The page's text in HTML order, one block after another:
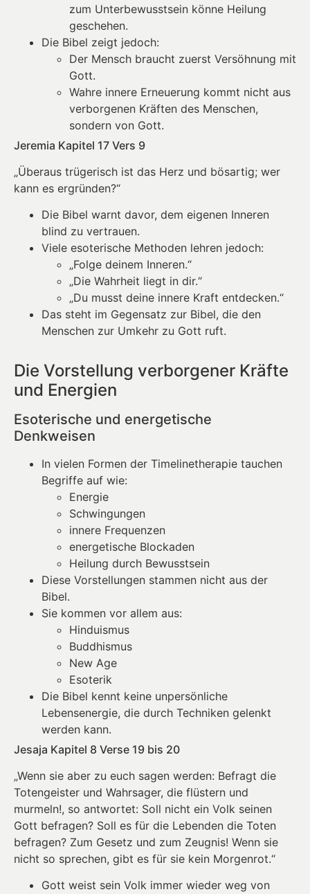
zum Unterbewusstsein könne Heilung
geschehen.
Die Bibel zeigt jedoch:
Der Mensch braucht zuerst Versöhnung mit
Gott.
Wahre innere Erneuerung kommt nicht aus
verborgenen Kräften des Menschen,
sondern von Gott.
Jeremia Kapitel 17 Vers 9
„Überaus trügerisch ist das Herz und bösartig; wer
kann es ergründen?“
Die Bibel warnt davor, dem eigenen Inneren
blind zu vertrauen.
Viele esoterische Methoden lehren jedoch:
„Folge deinem Inneren.“
„Die Wahrheit liegt in dir.“
„Du musst deine innere Kraft entdecken.“
Das steht im Gegensatz zur Bibel, die den
Menschen zur Umkehr zu Gott ruft.
Die Vorstellung verborgener Kräfte
und Energien
Esoterische und energetische
Denkweisen
In vielen Formen der Timelinetherapie tauchen
Begriffe auf wie:
Energie
Schwingungen
innere Frequenzen
energetische Blockaden
Heilung durch Bewusstsein
Diese Vorstellungen stammen nicht aus der
Bibel.
Sie kommen vor allem aus:
Hinduismus
Buddhismus
New Age
Esoterik
Die Bibel kennt keine unpersönliche
Lebensenergie, die durch Techniken gelenkt
werden kann.
Jesaja Kapitel 8 Verse 19 bis 20
„Wenn sie aber zu euch sagen werden: Befragt die
Totengeister und Wahrsager, die flüstern und
murmeln!, so antwortet: Soll nicht ein Volk seinen
Gott befragen? Soll es für die Lebenden die Toten
befragen? Zum Gesetz und zum Zeugnis! Wenn sie
nicht so sprechen, gibt es für sie kein Morgenrot.“
Gott weist sein Volk immer wieder weg von